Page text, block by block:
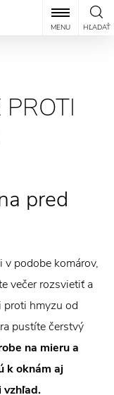
HĽADAŤ
MENU
PROTI
pred
podobe komárov,
večer rozsvietiť a
proti hmyzu od
pustíte čerstvý
na mieru a
k oknám aj
vzhľad.